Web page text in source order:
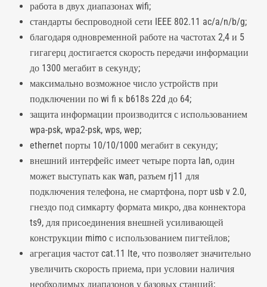
работа в двух диапазонах wifi;
стандарты беспроводной сети IEEE 802.11 ac/a/n/b/g;
благодаря одновременной работе на частотах 2,4 и 5
гигагерц достигается скорость передачи информации
до 1300 мегабит в секунду;
максимально возможное число устройств при
подключении по wi fi к b618s 22d до 64;
защита информации производится с использованием
wpa-psk, wpa2-psk, wps, wep;
ethernet порты 10/10/1000 мегабит в секунду;
внешний интерфейс имеет четыре порта lan, один
может выступать как wan, разъем rj11 для
подключения телефона, не смартфона, порт usb v 2.0,
гнездо под симкарту формата микро, два коннектора
ts9, для присоединения внешней усиливающей
конструкции mimo с использованием пигтейлов;
агрегация частот cat.11 lte, что позволяет значительно
увеличить скорость приема, при условии наличия
необходимых диапазонов у базовых станций;